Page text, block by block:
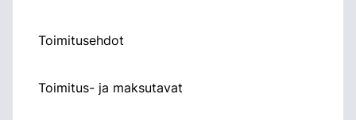
Toimitusehdot
Toimitus- ja maksutavat